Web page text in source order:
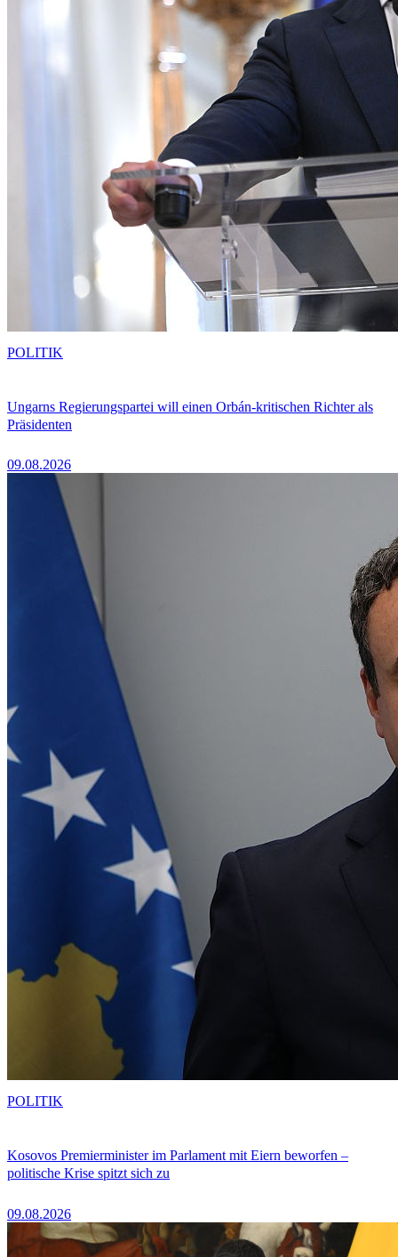
Ungarns Regierungspartei will einen Orbán-kritischen Richter als
Präsidenten
09.08.2026
POLITIK
Kosovos Premierminister im Parlament mit Eiern beworfen –
politische Krise spitzt sich zu
09.08.2026
POLITIK